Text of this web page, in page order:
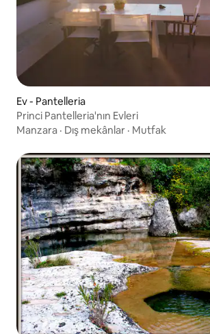
Ev - Pantelleria
Princi Pantelleria'nın Evleri
Manzara · Dış mekânlar · Mutfak